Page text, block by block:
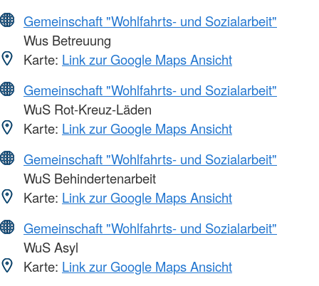
Gemeinschaft "Wohlfahrts- und Sozialarbeit"
Wus Betreuung
Karte: Link zur Google Maps Ansicht
Gemeinschaft "Wohlfahrts- und Sozialarbeit"
WuS Rot-Kreuz-Läden
Karte: Link zur Google Maps Ansicht
Gemeinschaft "Wohlfahrts- und Sozialarbeit"
WuS Behindertenarbeit
Karte: Link zur Google Maps Ansicht
Gemeinschaft "Wohlfahrts- und Sozialarbeit"
WuS Asyl
Karte: Link zur Google Maps Ansicht